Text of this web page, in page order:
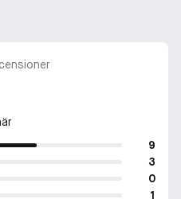
9
3
0
1